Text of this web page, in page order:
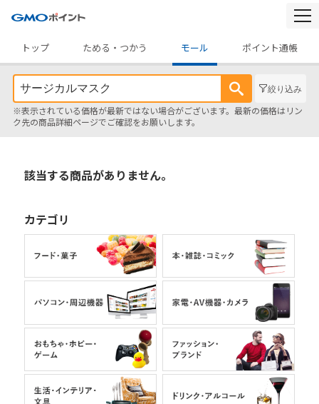
トップ
ためる・つかう モール ポイント通帳
絞り込み
※表示されている価格が最新ではない場合がございます。最新の価格はリン
ク先の商品詳細ページでご確認をお願いします。
該当する商品がありません。
カテゴリ